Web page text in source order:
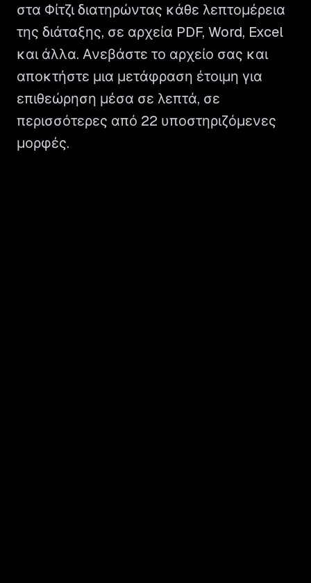
στα Φίτζι διατηρώντας κάθε λεπτομέρεια
της διάταξης, σε αρχεία PDF, Word, Excel
και άλλα. Ανεβάστε το αρχείο σας και
αποκτήστε μια μετάφραση έτοιμη για
επιθεώρηση μέσα σε λεπτά, σε
περισσότερες από 22 υποστηριζόμενες
μορφές.